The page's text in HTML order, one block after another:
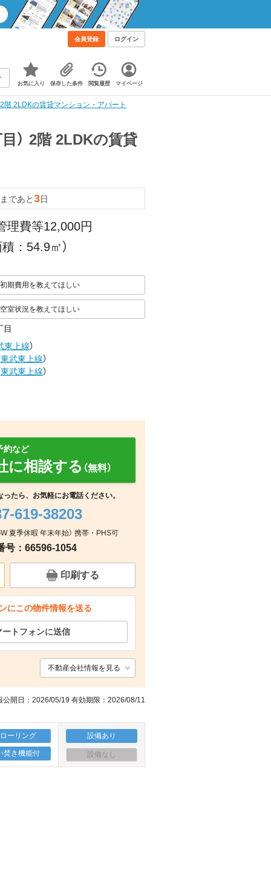
会員登録 ログイン
お気に入り 保存した条件 閲覧履歴 マイページ
階 2LDKの賃貸マンション・アパート
） 2階 2LDKの賃貸
リビング/ダイニング 室内
であと3日
理費等12,000円
：54.9㎡）
初期費用を教えてほしい
空室状況を教えてほしい
目
東上線）
東武東上線）
東武東上線）
約など
に相談する （無料）
たら、お気軽にお電話ください。
619-38203
夏季休暇 年末年始） 携帯・PHS可
号：66596-1054
印刷する
にこの物件情報を送る
トフォンに送信
不動産会社情報を見る
公開日：2026/05/19 有効期限：2026/08/11
ーリング
焚き機能付
設備あり
設備なし